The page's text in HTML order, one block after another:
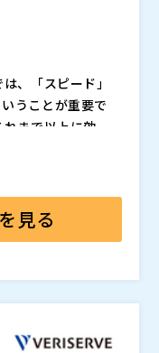
、「スピード」
うことが重要で
まで以上に効率
られています。
おいては、知識や
、同様のクオリテ
なってしまうとい
ドテスト）とい
・説明可能性を担
、「AIと共に実
ストプロセス」を
現しようとしてい
） マジセミ株式
見る